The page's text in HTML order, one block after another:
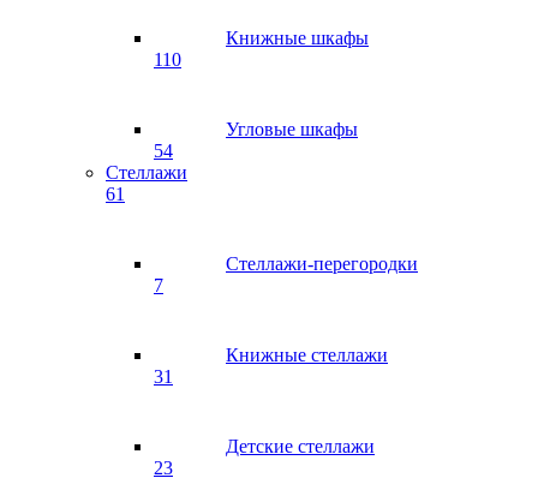
Книжные шкафы
110
Угловые шкафы
54
Стеллажи
61
Стеллажи-перегородки
7
Книжные стеллажи
31
Детские стеллажи
23